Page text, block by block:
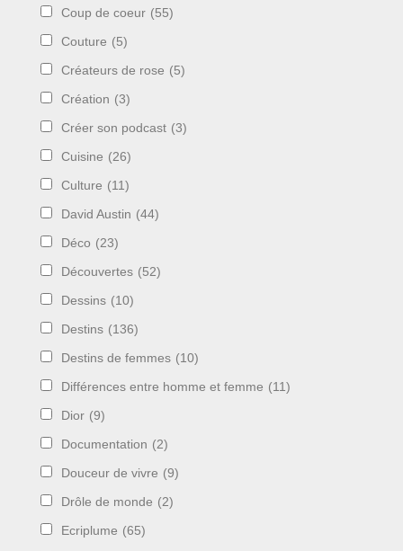
Coup de coeur (55)
Couture (5)
Créateurs de rose (5)
Création (3)
Créer son podcast (3)
Cuisine (26)
Culture (11)
David Austin (44)
Déco (23)
Découvertes (52)
Dessins (10)
Destins (136)
Destins de femmes (10)
Différences entre homme et femme (11)
Dior (9)
Documentation (2)
Douceur de vivre (9)
Drôle de monde (2)
Ecriplume (65)